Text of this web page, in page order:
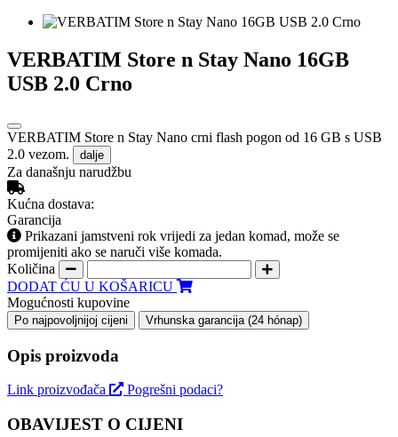
VERBATIM Store n Stay Nano 16GB
USB 2.0 Crno
VERBATIM Store n Stay Nano crni flash pogon od 16 GB s USB
2.0 vezom.
dalje
Za današnju narudžbu
Kućna dostava:
Garancija
Prikazani jamstveni rok vrijedi za jedan komad, može se
promijeniti ako se naruči više komada.
Količina
DODAT ĆU U KOŠARICU
Mogućnosti kupovine
Po najpovoljnijoj cijeni Vrhunska garancija (24 hónap)
Opis proizvoda
Link proizvođača Pogrešni podaci?
OBAVIJEST O CIJENI